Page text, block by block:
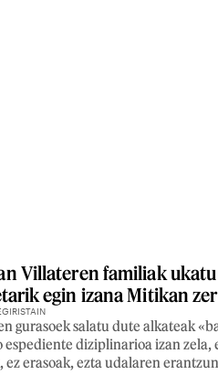
Villateren familiak
egin izana Mitikan
gurasoek salatu dute alkateak
espediente diziplinarioa izan
ez erasoak, ezta udalaren